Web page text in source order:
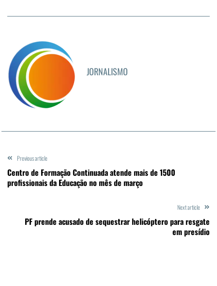
JORNALISMO
Previous article
Centro de Formação Continuada atende mais de 1500
profissionais da Educação no mês de março
Next article
PF prende acusado de sequestrar helicóptero para resgate
em presídio